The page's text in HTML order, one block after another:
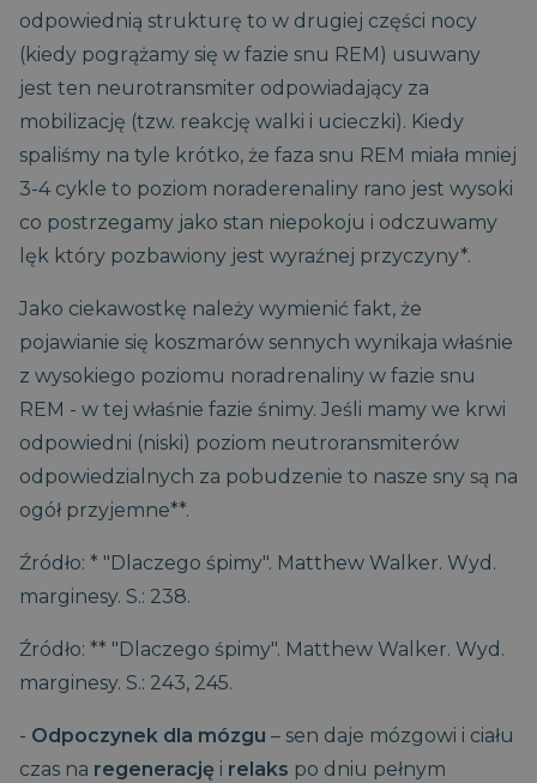
odpowiednią strukturę to w drugiej części nocy
(kiedy pogrążamy się w fazie snu REM) usuwany
jest ten neurotransmiter odpowiadający za
mobilizację (tzw. reakcję walki i ucieczki). Kiedy
spaliśmy na tyle krótko, że faza snu REM miała mniej
3-4 cykle to poziom noraderenaliny rano jest wysoki
co postrzegamy jako stan niepokoju i odczuwamy
lęk który pozbawiony jest wyraźnej przyczyny*.
Jako ciekawostkę należy wymienić fakt, że
pojawianie się koszmarów sennych wynikaja właśnie
z wysokiego poziomu noradrenaliny w fazie snu
REM - w tej właśnie fazie śnimy. Jeśli mamy we krwi
odpowiedni (niski) poziom neutroransmiterów
odpowiedzialnych za pobudzenie to nasze sny są na
ogół przyjemne**.
Źródło: * "Dlaczego śpimy". Matthew Walker. Wyd.
marginesy. S.: 238.
Źródło: ** "Dlaczego śpimy". Matthew Walker. Wyd.
marginesy. S.: 243, 245.
- Odpoczynek dla mózgu – sen daje mózgowi i ciału
czas na regenerację i relaks po dniu pełnym